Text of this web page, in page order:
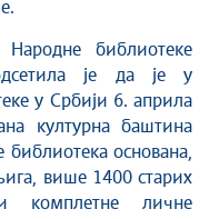
библиотеке
је да је у
у Србији 6. априла
културна баштина
библиотека основана,
више 1400 старих
комплетне личне